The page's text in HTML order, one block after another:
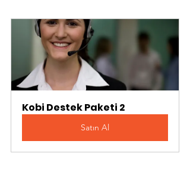
Kobi Destek Paketi 2
Satın Al